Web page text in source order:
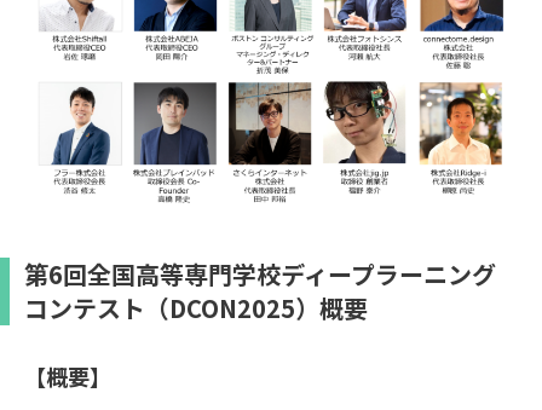
第6回全国高等専門学校ディープラーニング
コンテスト（DCON2025）概要
【概要】